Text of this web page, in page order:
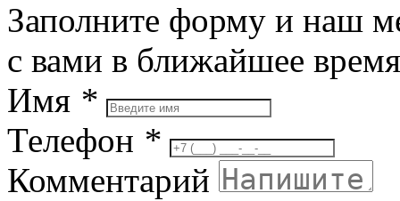
Заполните форму и наш
с вами в ближайшее время
Имя *
Телефон *
Комментарий